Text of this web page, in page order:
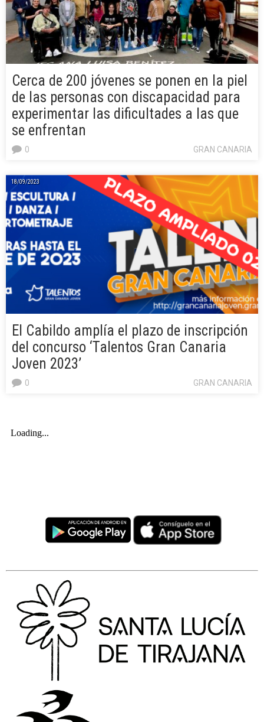
Cerca de 200 jóvenes se ponen en la piel
de las personas con discapacidad para
experimentar las dificultades a las que
se enfrentan
GRAN CANARIA
0
18/09/2023
El Cabildo amplía el plazo de inscripción
del concurso ‘Talentos Gran Canaria
Joven 2023’
GRAN CANARIA
0